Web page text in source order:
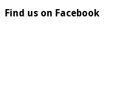
Find us on Facebook